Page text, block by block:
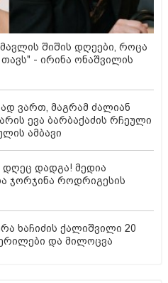
შიშის დღეები, როცა
- ირინა ონაშვილის
ვართ, მაგრამ ძალიან
ევა ბარბაქაძის რჩეული
ამბავი
დღეც დადგა! მედია
ჯორჯინა როდრიგესის
ხაჩიძის ქალიშვილი 20
და მილოცვა